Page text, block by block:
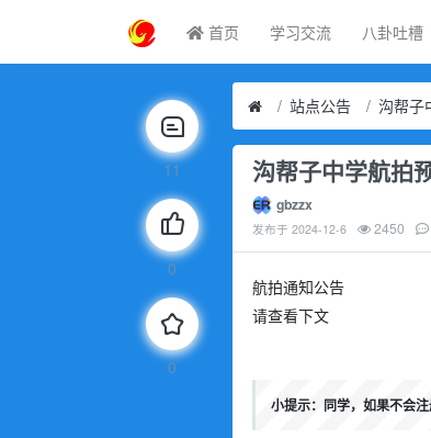
首页 学习交流 八卦吐槽
11
0
0
站点公告 沟帮子
沟帮子中学航拍
gbzzx
发布于 2024-12-6 2450
航拍通知公告
请查看下文
小提示：同学，如果不会